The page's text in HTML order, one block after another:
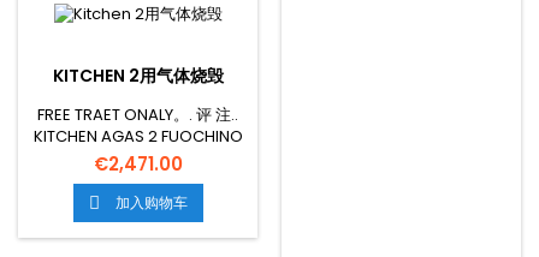
KITCHEN 2用气体烧毁
FREE TRAET ONALY。. 评 注..
KITCHEN AGAS 2 FUOCHINO
AGAS
STATICOTHWIGRILCM.67X38X34H,
TEMP:125 COMM27°C,WITH 1
GRIGLIACM.65X36
MESIONCM. 80X60X90H
€2,471.00
 加入购物车